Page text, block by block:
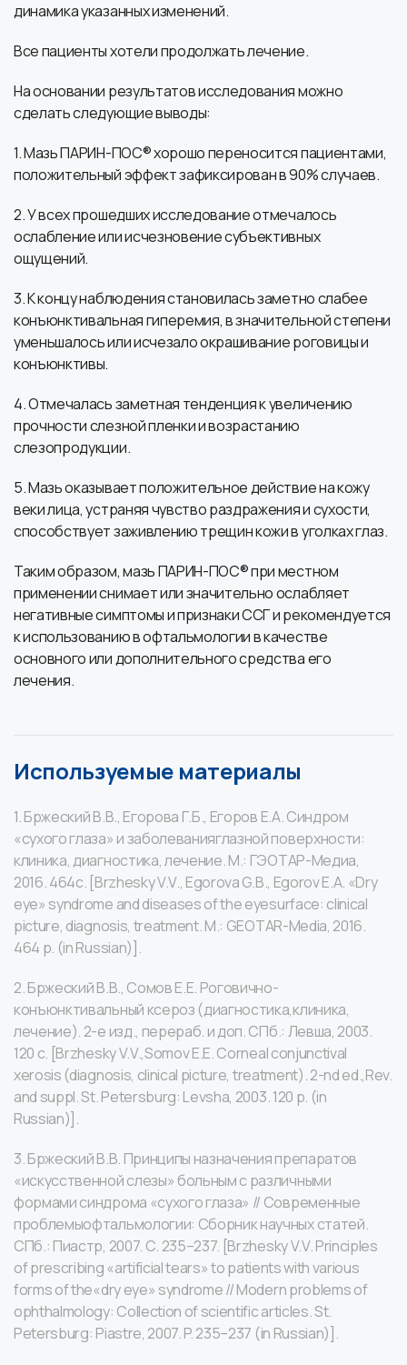
динамика указанных изменений.
Все пациенты хотели продолжать лечение.
На основании результатов исследования можно
сделать следующие выводы:
1. Мазь ПАРИН-ПОС® хорошо переносится пациентами,
положительный эффект зафиксирован в 90% случаев.
2. У всех прошедших исследование отмечалось
ослабление или исчезновение субъективных
ощущений.
3. К концу наблюдения становилась заметно слабее
конъюнктивальная гиперемия, в значительной степени
уменьшалось или исчезало окрашивание роговицы и
конъюнктивы.
4. Отмечалась заметная тенденция к увеличению
прочности слезной пленки и возрастанию
слезопродукции.
5. Мазь оказывает положительное действие на кожу
веки лица, устраняя чувство раздражения и сухости,
способствует заживлению трещин кожи в уголках глаз.
Таким образом, мазь ПАРИН-ПОС® при местном
применении снимает или значительно ослабляет
негативные симптомы и признаки ССГ и рекомендуется
к использованию в офтальмологии в качестве
основного или дополнительного средства его
лечения.
Используемые материалы
1. Бржеский В.В., Егорова Г.Б., Егоров Е.А. Синдром
«сухого глаза» и заболеванияглазной поверхности:
клиника, диагностика, лечение. М.: ГЭОТАР-Медиа,
2016. 464с. [Brzhesky V.V., Egorova G.B., Egorov E.A. «Dry
eye» syndrome and diseases of the eyesurface: clinical
picture, diagnosis, treatment. M.: GEOTAR-Media, 2016.
464 p. (in Russian)].
2. Бржеский В.В., Сомов Е.Е. Роговично-
конъюнктивальный ксероз (диагностика,клиника,
лечение). 2-е изд., перераб. и доп. СПб.: Левша, 2003.
120 с. [Brzhesky V.V.,Somov E.E. Corneal conjunctival
xerosis (diagnosis, clinical picture, treatment). 2-nd ed.,Rev.
and suppl. St. Petersburg: Levsha, 2003. 120 p. (in
Russian)].
3. Бржеский В.В. Принципы назначения препаратов
«искусственной слезы» больным с различными
формами синдрома «сухого глаза» // Современные
проблемыофтальмологии: Сборник научных статей.
СПб.: Пиастр, 2007. С. 235–237. [Brzhesky V.V. Principles
of prescribing «artificial tears» to patients with various
forms of the«dry eye» syndrome // Modern problems of
ophthalmology: Collection of scientific articles. St.
Petersburg: Piastre, 2007. P. 235–237 (in Russian)].